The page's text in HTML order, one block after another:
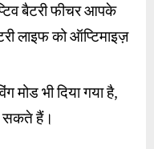
बैटरी फीचर आपके
लाइफ को ऑप्टिमाइज़
मोड भी दिया गया है,
सकते हैं।